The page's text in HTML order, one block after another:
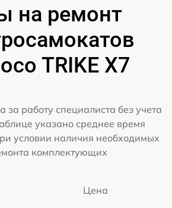
на ремонт
TRIKE X7
за работу специалиста без учета
указано среднее время
условии наличия необходимых
комплектующих
Цена